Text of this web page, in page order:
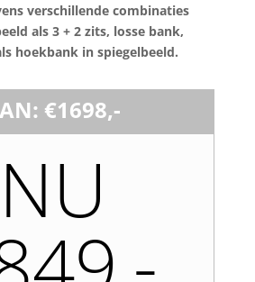
verschillende combinaties
als 3 + 2 zits, losse bank,
hoekbank in spiegelbeeld.
€1698,-
NU